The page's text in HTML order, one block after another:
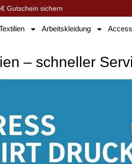
Gutschein sichern
Arbeitskleidung
– schneller